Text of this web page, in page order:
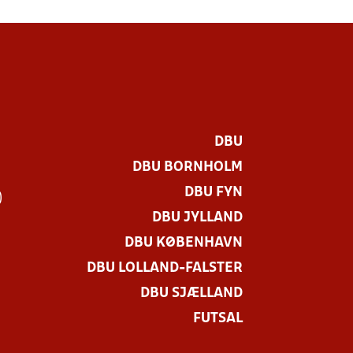
DBU
DBU BORNHOLM
DBU FYN
DBU JYLLAND
DBU KØBENHAVN
DBU LOLLAND-FALSTER
DBU SJÆLLAND
FUTSAL